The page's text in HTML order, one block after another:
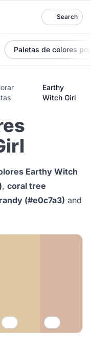
Search
Paletas de colores
Earthy
Witch Girl
Earthy Witch
, coral tree
(#e0c7a3) and